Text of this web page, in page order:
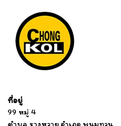
ที่อยู่
99 หมู่ 4
ตำบล รางหวาย อำเภอ พนมทวน